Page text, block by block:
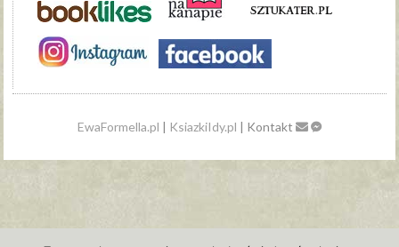
EwaFormella.pl | KsiazkiIdy.pl | Kontakt